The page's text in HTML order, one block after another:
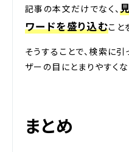
記事の本文だけでなく、
ワードを盛り込むこと
そうすることで、検索に引
ザーの目にとまりやすくな
まとめ